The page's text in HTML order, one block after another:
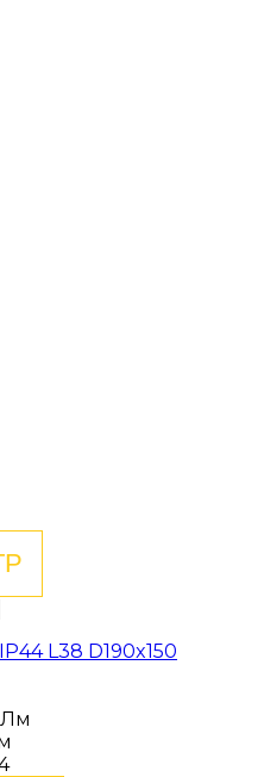
L38 D190x150
Лм